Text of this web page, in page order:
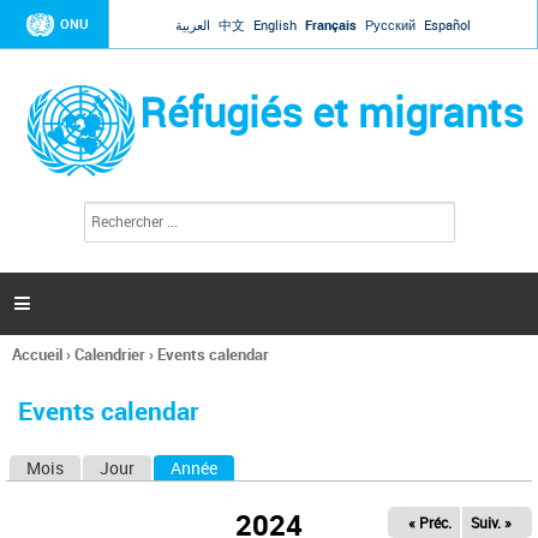
Jump to navigation
ONU العربية 中文 English Français Русский Español
Réfugiés et migrants
l
c
h
e

Vous
ici
Accueil›Calendrier› Events calendar
Events calendar
Mois Jour Année
2024 « Préc. Suiv. »